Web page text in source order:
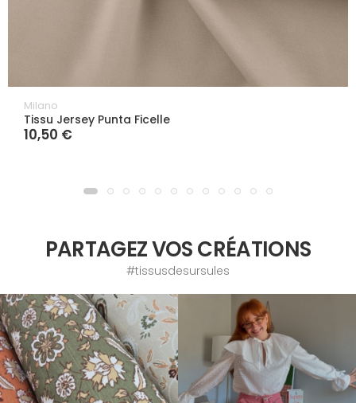
Milano
Tissu Jersey Punta Ficelle
10,50 €
PARTAGEZ VOS CRÉATIONS
#tissusdesursules